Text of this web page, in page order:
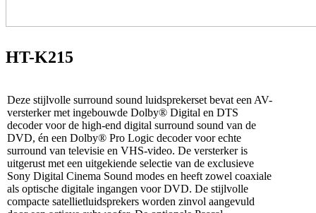
HT-K215
Deze stijlvolle surround sound luidsprekerset bevat een AV-
versterker met ingebouwde Dolby® Digital en DTS
decoder voor de high-end digital surround sound van de
DVD, én een Dolby® Pro Logic decoder voor echte
surround van televisie en VHS-video. De versterker is
uitgerust met een uitgekiende selectie van de exclusieve
Sony Digital Cinema Sound modes en heeft zowel coaxiale
als optische digitale ingangen voor DVD. De stijlvolle
compacte satellietluidsprekers worden zinvol aangevuld